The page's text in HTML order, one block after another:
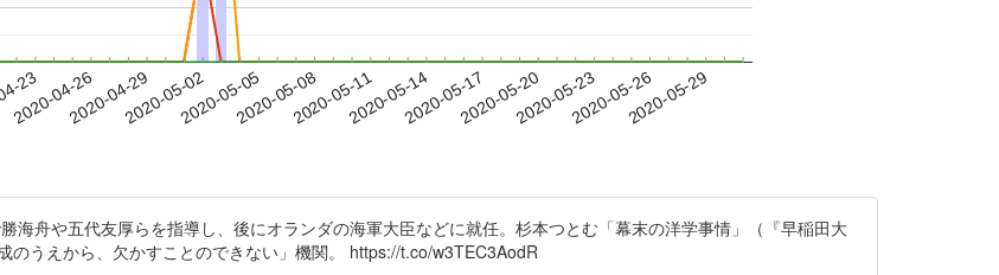
23
2020-04-262020-04-292020-05-022020-05-052020-05-082020-05-112020-05-142020-05-172020-05-202020-05-232020-05-262020-05-29
海舟や五代友厚らを指導し、後にオランダの海軍大臣などに就任。杉本つとむ「幕末の洋学事情」（『早稲田大
うえから、欠かすことのできない」機関。 https://t.co/w3TEC3AodR